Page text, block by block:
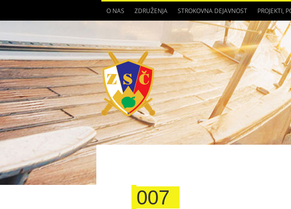
O NAS ZDRUŽENJA STROKOVNA DEJAVNOST PROJEKTI,
007